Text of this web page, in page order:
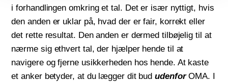
i forhandlingen omkring et tal. Det er især nyttigt, hvis
den anden er uklar på, hvad der er fair, korrekt eller
det rette resultat. Den anden er dermed tilbøjelig til at
nærme sig ethvert tal, der hjælper hende til at
navigere og fjerne usikkerheden hos hende. At kaste
et anker betyder, at du lægger dit bududenforOMA. I